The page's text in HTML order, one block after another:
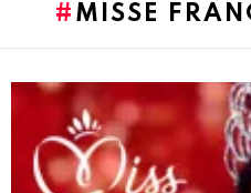
MISSE
LATEST
STORIES